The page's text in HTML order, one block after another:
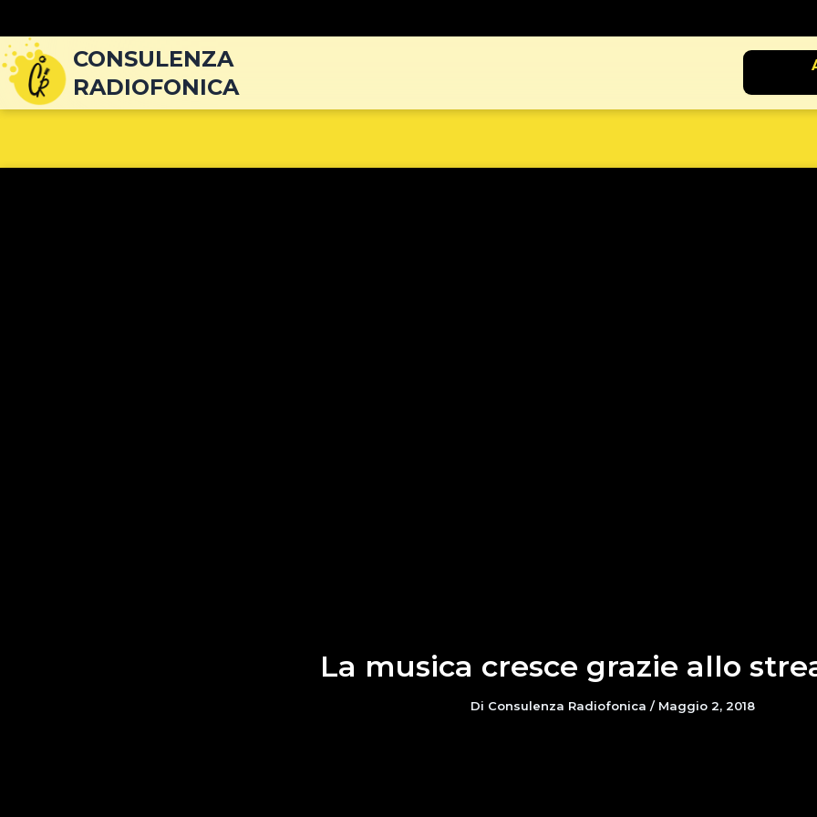
CONSULENZA
RADIOFONICA
La musica cresce grazie allo
Di Consulenza Radiofonica / Maggio 2, 2018
articoli